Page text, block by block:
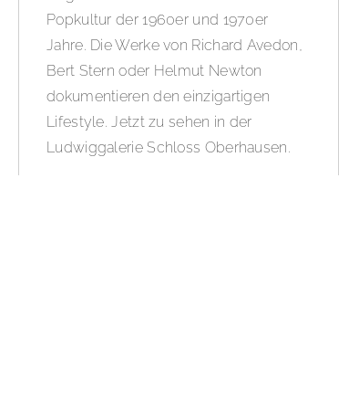
Popkultur der 1960er und 1970er
Jahre. Die Werke von Richard Avedon,
Bert Stern oder Helmut Newton
dokumentieren den einzigartigen
Lifestyle. Jetzt zu sehen in der
Ludwiggalerie Schloss Oberhausen.